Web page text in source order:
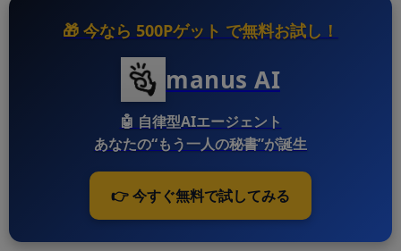
🎁 今なら 500Pゲット で無料お試し！
manus AI
🤖 自律型AIエージェント
あなたの“もう一人の秘書”が誕生
👉 今すぐ無料で試してみる